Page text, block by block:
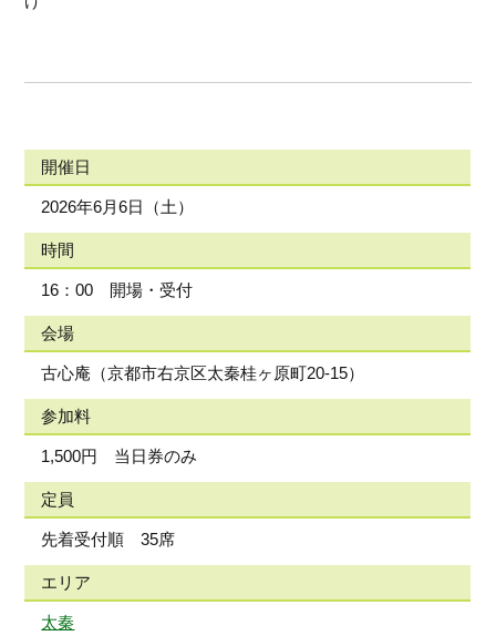
開催日
2026年6月6日（土）
時間
16：00 開場・受付
会場
古心庵（京都市右京区太秦桂ヶ原町20-15）
参加料
1,500円 当日券のみ
定員
先着受付順 35席
エリア
太秦